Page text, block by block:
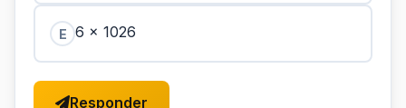
E 6 × 1026
Responder